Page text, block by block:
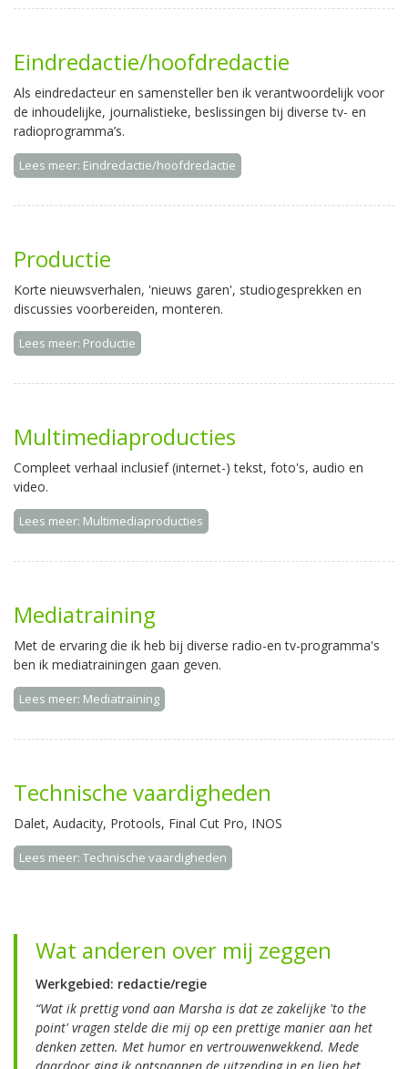
Eindredactie/hoofdredactie
Als eindredacteur en samensteller ben ik verantwoordelijk voor
de inhoudelijke, journalistieke, beslissingen bij diverse tv- en
radioprogramma’s.
Lees meer: Eindredactie/hoofdredactie
Productie
Korte nieuwsverhalen, 'nieuws garen', studiogesprekken en
discussies voorbereiden, monteren.
Lees meer: Productie
Multimediaproducties
Compleet verhaal inclusief (internet-) tekst, foto's, audio en
video.
Lees meer: Multimediaproducties
Mediatraining
Met de ervaring die ik heb bij diverse radio-en tv-programma's
ben ik mediatrainingen gaan geven.
Lees meer: Mediatraining
Technische vaardigheden
Dalet, Audacity, Protools, Final Cut Pro, INOS
Lees meer: Technische vaardigheden
Wat anderen over mij zeggen
Werkgebied: redactie/regie
“Wat ik prettig vond aan Marsha is dat ze zakelijke 'to the
point' vragen stelde die mij op een prettige manier aan het
denken zetten. Met humor en vertrouwenwekkend. Mede